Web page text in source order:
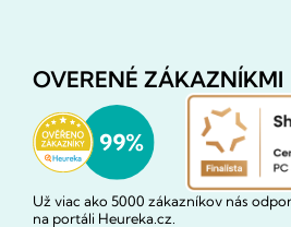
OVERENÉ ZÁKAZNÍKMI
Už viac ako 5000 zákazníkov nás
na portáli Heureka.cz.